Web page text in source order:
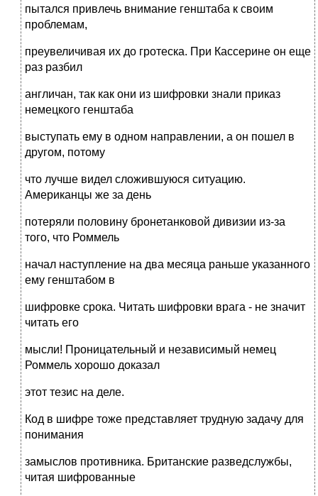
пытался привлечь внимание генштаба к своим
проблемам,
преувеличивая их до гротеска. При Кассерине он еще
раз разбил
англичан, так как они из шифровки знали приказ
немецкого генштаба
выступать ему в одном направлении, а он пошел в
другом, потому
что лучше видел сложившуюся ситуацию.
Американцы же за день
потеряли половину бронетанковой дивизии из-за
того, что Роммель
начал наступление на два месяца раньше указанного
ему генштабом в
шифровке срока. Читать шифровки врага - не значит
читать его
мысли! Проницательный и независимый немец
Роммель хорошо доказал
этот тезис на деле.
Код в шифре тоже представляет трудную задачу для
понимания
замыслов противника. Британские разведслужбы,
читая шифрованные